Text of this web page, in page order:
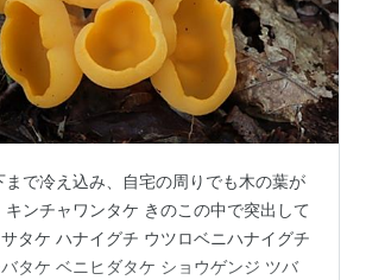
で冷え込み、自宅の周りでも木の葉が
ンチャワンタケ きのこの中で突出して
タケ ハナイグチ ウツロベニハナイグチ
タケ ベニヒダタケ ショウゲンジ ツバ